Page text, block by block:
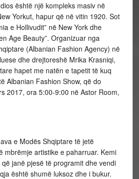
është një kompleks masiv në
Yorkut, hapur që në vitin 1920. Sot
e Hollivudit” në New York dhe
Age Beauty”. Organizuar nga
(Albanian Fashion Agency) në
dhe drejtoreshë Mrika Krasniqi,
hapet me natën e tapetit të kuq
Albanian Fashion Show, që do
2017, ora 5:00-9:00 në Astor Room,
e Modës Shqiptare të jetë
mbrëmje artistike e paharruar. Kemi
janë pjesë të programit dhe vendi
është shumë luksoz dhe i bukur.